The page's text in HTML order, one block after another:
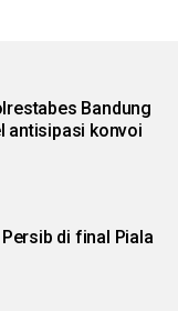
Bandung
antisipasi konvoi
di final Piala